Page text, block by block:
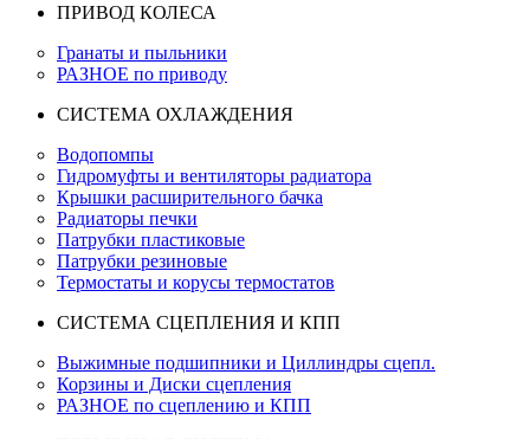
ПРИВОД КОЛЕСА
Гранаты и пыльники
РАЗНОЕ по приводу
СИСТЕМА ОХЛАЖДЕНИЯ
Водопомпы
Гидромуфты и вентиляторы радиатора
Крышки расширительного бачка
Радиаторы печки
Патрубки пластиковые
Патрубки резиновые
Термостаты и корусы термостатов
СИСТЕМА СЦЕПЛЕНИЯ И КПП
Выжимные подшипники и Циллиндры сцепл.
Корзины и Диски сцепления
РАЗНОЕ по сцеплению и КПП